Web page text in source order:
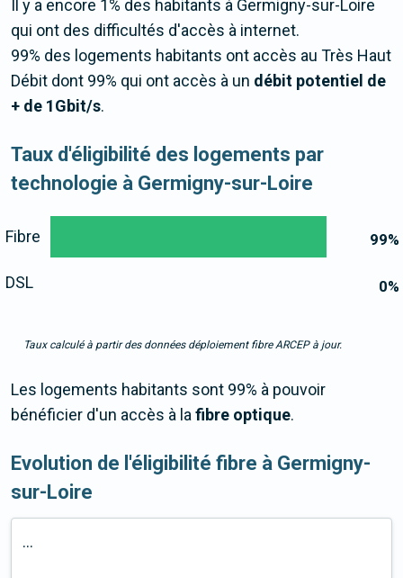
Il y a encore 1% des habitants à Germigny-sur-Loire
qui ont des difficultés d'accès à internet.
99% des logements habitants ont accès au Très Haut
Débit dont 99% qui ont accès à un débit potentiel de
+ de 1Gbit/s.
Taux d'éligibilité des logements par
technologie à Germigny-sur-Loire
99%
0%
Fibre
DSL
Taux calculé à partir des données déploiement fibre ARCEP à jour.
Les logements habitants sont 99% à pouvoir
bénéficier d'un accès à lafibre optique.
Evolution de l'éligibilité fibre à Germigny-
sur-Loire
...